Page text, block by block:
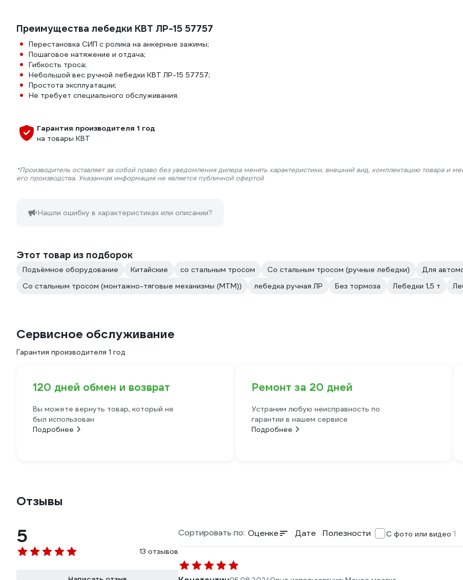
Преимущества лебедки КВТ ЛР-15 57757
Перестановка СИП с ролика на анкерные зажимы;
Пошаговое натяжение и отдача;
Гибкость троса;
Небольшой вес ручной лебедки КВТ ЛР-15 57757;
Простота эксплуатации;
Не требует специального обслуживания.
Гарантия производителя 1 год
на товары КВТ
*Производитель оставляет за собой право без уведомления дилера менять характеристики, внешний вид, комплектацию товара и
его производства. Указанная информация не является публичной офертой
Нашли ошибку в характеристиках или описании?
Этот товар из подборок
Подъёмное оборудование Китайские со стальным тросом Со стальным тросом (ручные лебедки) Для
Со стальным тросом (монтажно-тяговые механизмы (МТМ))
лебедка ручная ЛР Без тормоза Лебедки 1,5 т
Сервисное обслуживание
Гарантия производителя 1 год
120 дней обмен и возврат
Вы можете вернуть товар, который не
был использован
Подробнее
Ремонт за 20 дней
Устраним любую неисправность по
гарантии в нашем сервисе
Подробнее
Отзывы
5
13 отзывов
Сортировать по: Оценке Дате Полезности С фото или видео 1